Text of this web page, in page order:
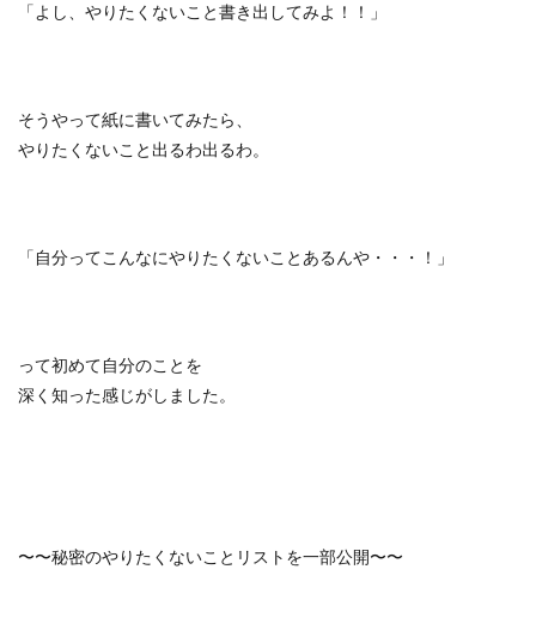
「よし、やりたくないこと書き出してみよ！！」
そうやって紙に書いてみたら、
やりたくないこと出るわ出るわ。
「自分ってこんなにやりたくないことあるんや・・・！」
って初めて自分のことを
深く知った感じがしました。
〜〜秘密のやりたくないことリストを一部公開〜〜